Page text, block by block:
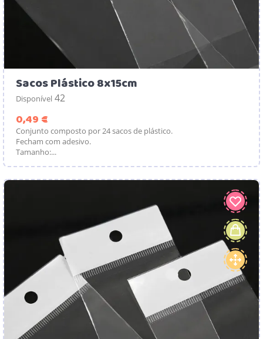
Sacos Plástico 8x15cm
Disponível 42
0,49 €
Conjunto composto por 24 sacos de plástico.
Fecham com adesivo.
Tamanho:...